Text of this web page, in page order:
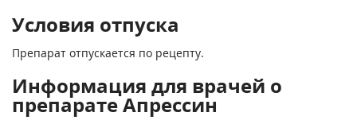
Условия отпуска
Препарат отпускается по рецепту.
Информация для врачей о
препарате Апрессин